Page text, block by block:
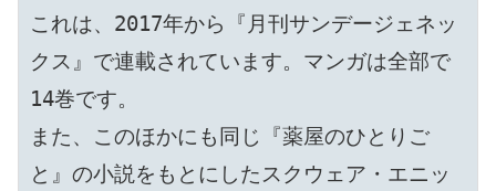
これは、2017年から『月刊サンデージェネッ
クス』で連載されています。マンガは全部で
14巻です。
また、このほかにも同じ『薬屋のひとりご
と』の小説をもとにしたスクウェア・エニッ